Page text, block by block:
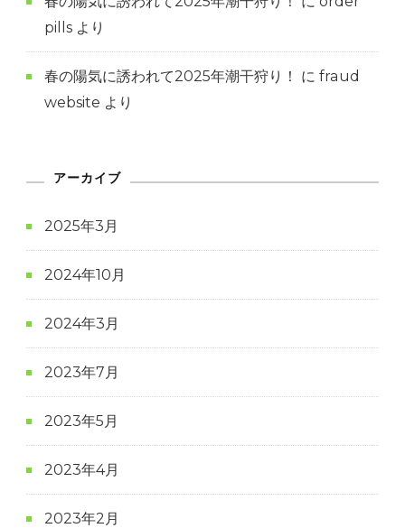
pills より
春の陽気に誘われて2025年潮干狩り！ に fraud
website より
アーカイブ
2025年3月
2024年10月
2024年3月
2023年7月
2023年5月
2023年4月
2023年2月